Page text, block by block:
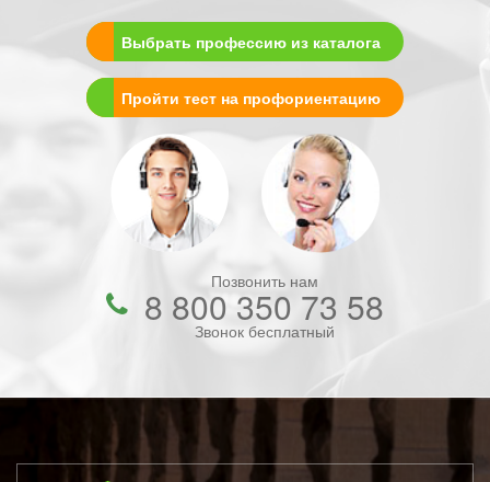
Выбрать профессию из каталога
Пройти тест на профориентацию
Позвонить нам
8 800 350 73 58
Звонок бесплатный